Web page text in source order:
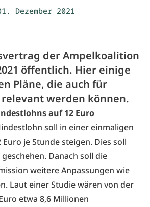
Dezember 2021
der Ampelkoalition
öffentlich. Hier einige
Pläne, die auch für
werden können.
auf 12 Euro
soll in einer einmaligen
je Stunde steigen. Dies soll
Danach soll die
weitere Anpassungen wie
Laut einer Studie wären von der
etwa 8,6 Millionen